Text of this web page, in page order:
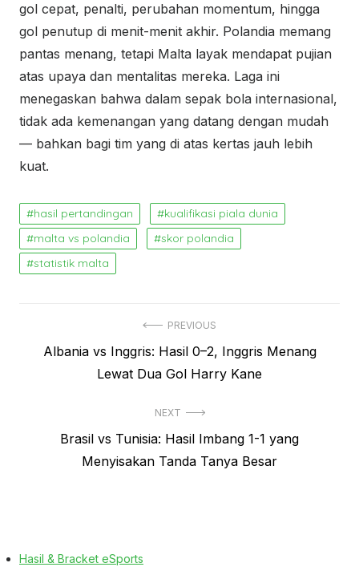
gol cepat, penalti, perubahan momentum, hingga
gol penutup di menit-menit akhir. Polandia memang
pantas menang, tetapi Malta layak mendapat pujian
atas upaya dan mentalitas mereka. Laga ini
menegaskan bahwa dalam sepak bola internasional,
tidak ada kemenangan yang datang dengan mudah
— bahkan bagi tim yang di atas kertas jauh lebih
kuat.
hasil pertandingan
kualifikasi piala dunia
malta vs polandia
skor polandia
statistik malta
pos
PREVIOUS
Previous
Albania vs Inggris: Hasil 0–2, Inggris Menang
Lewat Dua Gol Harry Kane
NEXT
Brasil vs Tunisia: Hasil Imbang 1-1 yang
Menyisakan Tanda Tanya Besar
Hasil & Bracket eSports